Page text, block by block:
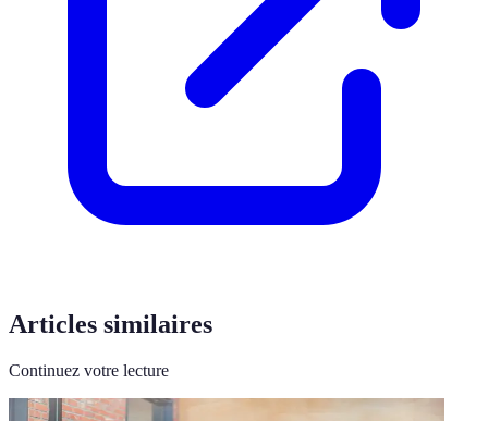
Articles similaires
Continuez votre lecture